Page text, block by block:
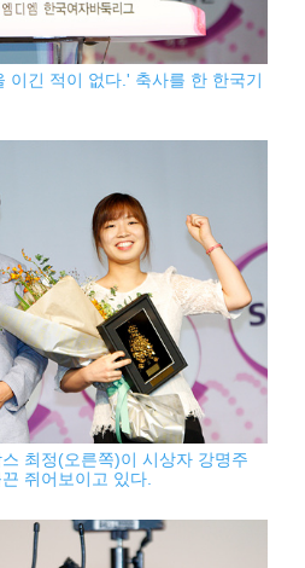
긴 적이 없다.' 축사를 한 한국기
최정(오른쪽)이 시상자 강명주
쥐어보이고 있다.